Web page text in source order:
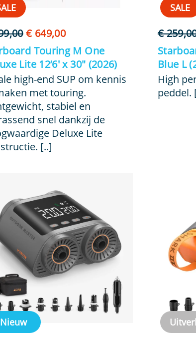
Oorspronkelijke
prijs
was:
€ 699,00.
€649,00Huidige
prijs
is:
€ 649,00.
Touring M One
Lite 12’6′ x 30″ (2026)
high-end SUP om kennis
met touring.
stabiel en
snel dankzij de
Deluxe Lite
[..]
SALE
€
Blue L
High
peddel.
Nieuw